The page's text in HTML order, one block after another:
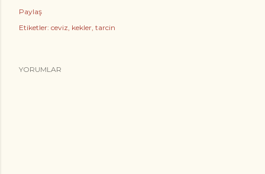
Paylaş
Etiketler: ceviz kekler tarcin
YORUMLAR